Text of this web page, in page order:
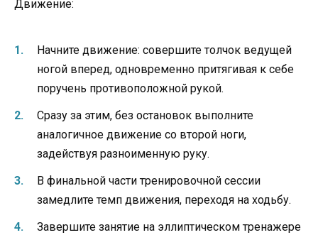
Движение:
Начните движение: совершите толчок ведущей
ногой вперед, одновременно притягивая к себе
поручень противоположной рукой.
Сразу за этим, без остановок выполните
аналогичное движение со второй ноги,
задействуя разноименную руку.
В финальной части тренировочной сессии
замедлите темп движения, переходя на ходьбу.
Завершите занятие на эллиптическом тренажере